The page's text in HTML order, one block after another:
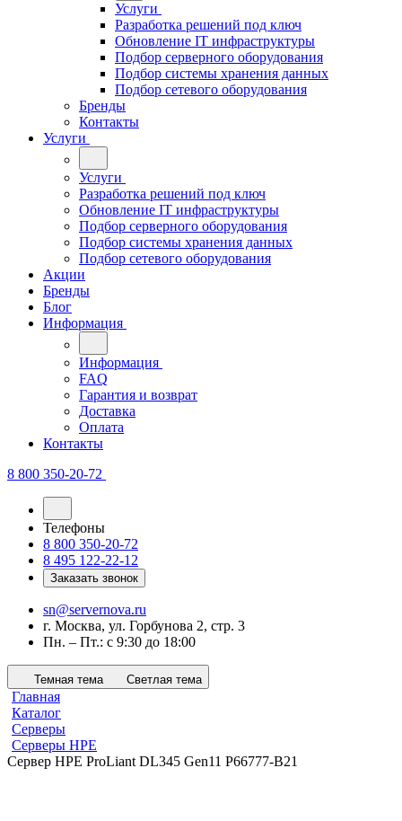
Услуги
Разработка решений под ключ
Обновление IT инфраструктуры
Подбор серверного оборудования
Подбор системы хранения данных
Подбор сетевого оборудования
Бренды
Контакты
Услуги
Услуги
Разработка решений под ключ
Обновление IT инфраструктуры
Подбор серверного оборудования
Подбор системы хранения данных
Подбор сетевого оборудования
Акции
Бренды
Блог
Информация
Информация
FAQ
Гарантия и возврат
Доставка
Оплата
Контакты
8 800 350-20-72
Телефоны
8 800 350-20-72
8 495 122-22-12
Заказать звонок
sn@servernova.ru
г. Москва, ул. Горбунова 2, стр. 3
Пн. – Пт.: с 9:30 до 18:00
Темная тема Светлая тема
Главная
Каталог
Серверы
Серверы HPE
Сервер HPE ProLiant DL345 Gen11 P66777-B21